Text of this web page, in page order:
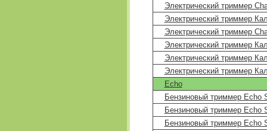
Электрический триммер
Электрический триммер
Электрический триммер
Электрический триммер
Электрический триммер
Электрический триммер
Echo
Бензиновый триммер Echo
Бензиновый триммер Echo
Бензиновый триммер Echo